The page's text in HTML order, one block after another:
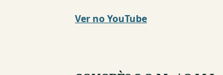
Ver no YouTube
(nova